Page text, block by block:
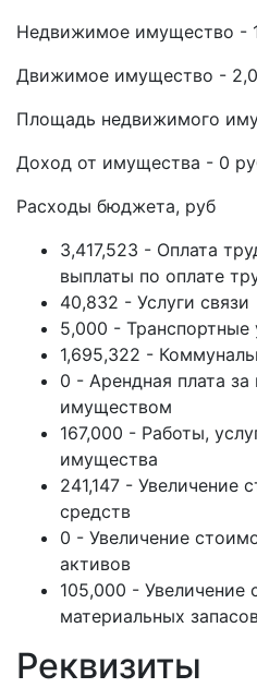
Недвижимое имущество -
Движимое имущество -
Площадь недвижимого
Доход от имущества - 0
Расходы бюджета, руб
3,417,523 - Оплата
выплаты по оплате
40,832 - Услуги связи
5,000 - Транспортные
1,695,322 -
0 - Арендная плата за
имуществом
167,000 - Работы,
имущества
241,147 - Увеличение
средств
0 - Увеличение
активов
105,000 - Увеличение
материальных
Реквизиты